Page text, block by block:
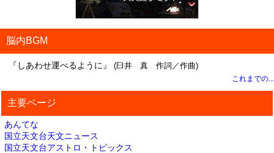
脳内BGM
『しあわせ運べるように』 (臼井 真 作詞／作曲)
これまでの...
主要ページ
あんてな
国立天文台天文ニュース
国立天文台アストロ・トピックス